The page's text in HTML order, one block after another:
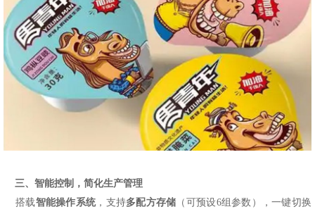
三、智能控制，简化生产管理
搭载智能操作系统，支持多配方存储 （可预设6组参数），一键切换